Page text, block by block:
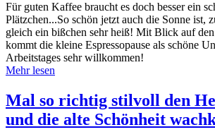
Für guten Kaffee braucht es doch besser ein
Plätzchen...So schön jetzt auch die Sonne ist,
gleich ein bißchen sehr heiß! Mit Blick auf
kommt die kleine Espressopause als schöne
Arbeitstages sehr willkommen!
Mehr lesen
Mal so richtig stilvoll den
und die alte Schönheit